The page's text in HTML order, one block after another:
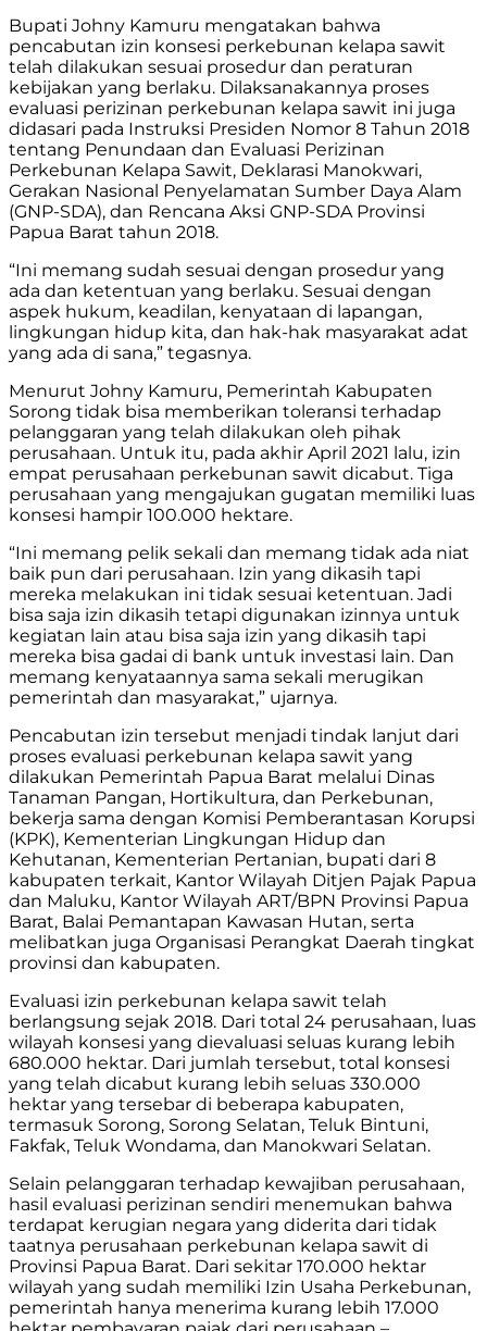
Bupati Johny Kamuru mengatakan bahwa
pencabutan izin konsesi perkebunan kelapa sawit
telah dilakukan sesuai prosedur dan peraturan
kebijakan yang berlaku. Dilaksanakannya proses
evaluasi perizinan perkebunan kelapa sawit ini juga
didasari pada Instruksi Presiden Nomor 8 Tahun 2018
tentang Penundaan dan Evaluasi Perizinan
Perkebunan Kelapa Sawit, Deklarasi Manokwari,
Gerakan Nasional Penyelamatan Sumber Daya Alam
(GNP-SDA), dan Rencana Aksi GNP-SDA Provinsi
Papua Barat tahun 2018.
“Ini memang sudah sesuai dengan prosedur yang
ada dan ketentuan yang berlaku. Sesuai dengan
aspek hukum, keadilan, kenyataan di lapangan,
lingkungan hidup kita, dan hak-hak masyarakat adat
yang ada di sana,” tegasnya.
Menurut Johny Kamuru, Pemerintah Kabupaten
Sorong tidak bisa memberikan toleransi terhadap
pelanggaran yang telah dilakukan oleh pihak
perusahaan. Untuk itu, pada akhir April 2021 lalu, izin
empat perusahaan perkebunan sawit dicabut. Tiga
perusahaan yang mengajukan gugatan memiliki luas
konsesi hampir 100.000 hektare.
“Ini memang pelik sekali dan memang tidak ada niat
baik pun dari perusahaan. Izin yang dikasih tapi
mereka melakukan ini tidak sesuai ketentuan. Jadi
bisa saja izin dikasih tetapi digunakan izinnya untuk
kegiatan lain atau bisa saja izin yang dikasih tapi
mereka bisa gadai di bank untuk investasi lain. Dan
memang kenyataannya sama sekali merugikan
pemerintah dan masyarakat,” ujarnya.
Pencabutan izin tersebut menjadi tindak lanjut dari
proses evaluasi perkebunan kelapa sawit yang
dilakukan Pemerintah Papua Barat melalui Dinas
Tanaman Pangan, Hortikultura, dan Perkebunan,
bekerja sama dengan Komisi Pemberantasan Korupsi
(KPK), Kementerian Lingkungan Hidup dan
Kehutanan, Kementerian Pertanian, bupati dari 8
kabupaten terkait, Kantor Wilayah Ditjen Pajak Papua
dan Maluku, Kantor Wilayah ART/BPN Provinsi Papua
Barat, Balai Pemantapan Kawasan Hutan, serta
melibatkan juga Organisasi Perangkat Daerah tingkat
provinsi dan kabupaten.
Evaluasi izin perkebunan kelapa sawit telah
berlangsung sejak 2018. Dari total 24 perusahaan, luas
wilayah konsesi yang dievaluasi seluas kurang lebih
680.000 hektar. Dari jumlah tersebut, total konsesi
yang telah dicabut kurang lebih seluas 330.000
hektar yang tersebar di beberapa kabupaten,
termasuk Sorong, Sorong Selatan, Teluk Bintuni,
Fakfak, Teluk Wondama, dan Manokwari Selatan.
Selain pelanggaran terhadap kewajiban perusahaan,
hasil evaluasi perizinan sendiri menemukan bahwa
terdapat kerugian negara yang diderita dari tidak
taatnya perusahaan perkebunan kelapa sawit di
Provinsi Papua Barat. Dari sekitar 170.000 hektar
wilayah yang sudah memiliki Izin Usaha Perkebunan,
pemerintah hanya menerima kurang lebih 17.000